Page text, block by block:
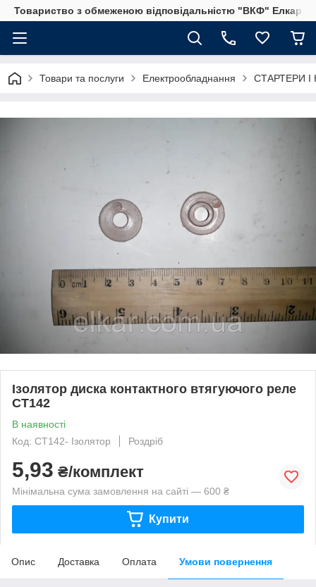
Товариство з обмеженою відповідальністю "ВКФ" Елкар"
Товари та послуги Електрообладнання СТАРТЕРИ І
Ізолятор диска контактного втягуючого реле
СТ142
В наявності
Код: СТ142- Ізолятор
Роздріб
5,93 ₴/комплект
Мінімальна сума замовлення на сайті — 600 ₴
Купити
Опис Доставка Оплата Умови повернення